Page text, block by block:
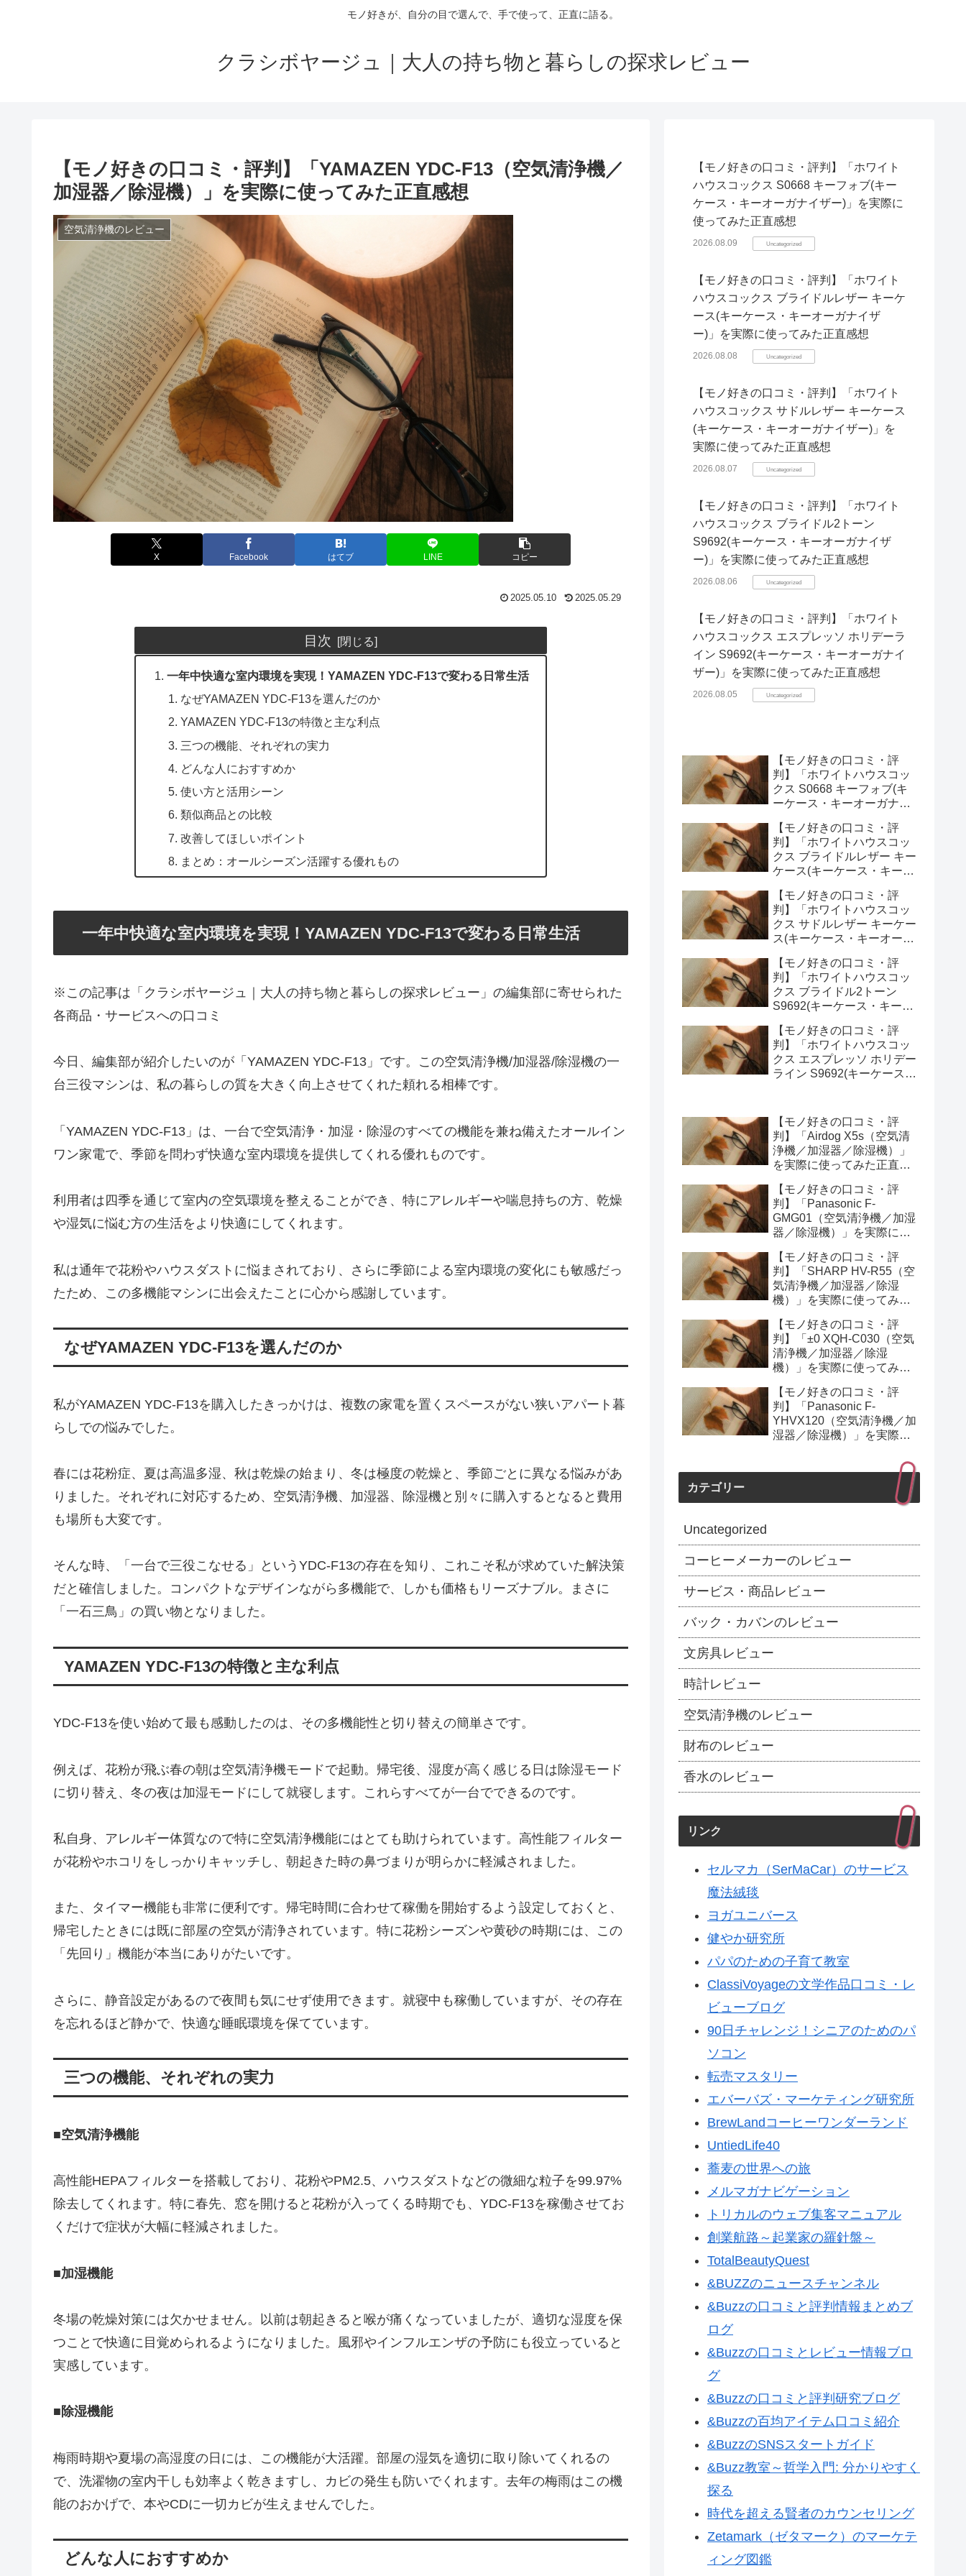
モノ好きが、自分の目で選んで、手で使って、正直に語る。
クラシボヤージュ｜大人の持ち物と暮らしの探求レビュー
【モノ好きの口コミ・評判】「YAMAZEN YDC-F13（空気清浄機／
加湿器／除湿機）」を実際に使ってみた正直感想
空気清浄機のレビュー
X Facebook はてブ LINE コピー
2025.05.10 2025.05.29
目次
一年中快適な室内環境を実現！YAMAZEN YDC-F13で変わる日常生活
なぜYAMAZEN YDC-F13を選んだのか
YAMAZEN YDC-F13の特徴と主な利点
三つの機能、それぞれの実力
どんな人におすすめか
使い方と活用シーン
類似商品との比較
改善してほしいポイント
まとめ：オールシーズン活躍する優れもの
一年中快適な室内環境を実現！YAMAZEN YDC-F13で変わる日常生活
※この記事は「クラシボヤージュ｜大人の持ち物と暮らしの探求レビュー」の編集部に寄せられた
各商品・サービスへの口コミ
今日、編集部が紹介したいのが「YAMAZEN YDC-F13」です。この空気清浄機/加湿器/除湿機の一
台三役マシンは、私の暮らしの質を大きく向上させてくれた頼れる相棒です。
「YAMAZEN YDC-F13」は、一台で空気清浄・加湿・除湿のすべての機能を兼ね備えたオールイン
ワン家電で、季節を問わず快適な室内環境を提供してくれる優れものです。
利用者は四季を通じて室内の空気環境を整えることができ、特にアレルギーや喘息持ちの方、乾燥
や湿気に悩む方の生活をより快適にしてくれます。
私は通年で花粉やハウスダストに悩まされており、さらに季節による室内環境の変化にも敏感だっ
たため、この多機能マシンに出会えたことに心から感謝しています。
なぜYAMAZEN YDC-F13を選んだのか
私がYAMAZEN YDC-F13を購入したきっかけは、複数の家電を置くスペースがない狭いアパート暮
らしでの悩みでした。
春には花粉症、夏は高温多湿、秋は乾燥の始まり、冬は極度の乾燥と、季節ごとに異なる悩みがあ
りました。それぞれに対応するため、空気清浄機、加湿器、除湿機と別々に購入するとなると費用
も場所も大変です。
そんな時、「一台で三役こなせる」というYDC-F13の存在を知り、これこそ私が求めていた解決策
だと確信しました。コンパクトなデザインながら多機能で、しかも価格もリーズナブル。まさに
「一石三鳥」の買い物となりました。
YAMAZEN YDC-F13の特徴と主な利点
YDC-F13を使い始めて最も感動したのは、その多機能性と切り替えの簡単さです。
例えば、花粉が飛ぶ春の朝は空気清浄機モードで起動。帰宅後、湿度が高く感じる日は除湿モード
に切り替え、冬の夜は加湿モードにして就寝します。これらすべてが一台でできるのです。
私自身、アレルギー体質なので特に空気清浄機能にはとても助けられています。高性能フィルター
が花粉やホコリをしっかりキャッチし、朝起きた時の鼻づまりが明らかに軽減されました。
また、タイマー機能も非常に便利です。帰宅時間に合わせて稼働を開始するよう設定しておくと、
帰宅したときには既に部屋の空気が清浄されています。特に花粉シーズンや黄砂の時期には、この
「先回り」機能が本当にありがたいです。
さらに、静音設定があるので夜間も気にせず使用できます。就寝中も稼働していますが、その存在
を忘れるほど静かで、快適な睡眠環境を保てています。
三つの機能、それぞれの実力
■空気清浄機能
高性能HEPAフィルターを搭載しており、花粉やPM2.5、ハウスダストなどの微細な粒子を99.97%
除去してくれます。特に春先、窓を開けると花粉が入ってくる時期でも、YDC-F13を稼働させてお
くだけで症状が大幅に軽減されました。
■加湿機能
冬場の乾燥対策には欠かせません。以前は朝起きると喉が痛くなっていましたが、適切な湿度を保
つことで快適に目覚められるようになりました。風邪やインフルエンザの予防にも役立っていると
実感しています。
■除湿機能
梅雨時期や夏場の高湿度の日には、この機能が大活躍。部屋の湿気を適切に取り除いてくれるの
で、洗濯物の室内干しも効率よく乾きますし、カビの発生も防いでくれます。去年の梅雨はこの機
能のおかげで、本やCDに一切カビが生えませんでした。
どんな人におすすめか
【モノ好きの口コミ・評判】「ホワイト
ハウスコックス S0668 キーフォブ(キー
ケース・キーオーガナイザー)」を実際に
使ってみた正直感想
2026.08.09 Uncategorized
【モノ好きの口コミ・評判】「ホワイト
ハウスコックス ブライドルレザー キーケ
ース(キーケース・キーオーガナイザ
ー)」を実際に使ってみた正直感想
2026.08.08 Uncategorized
【モノ好きの口コミ・評判】「ホワイト
ハウスコックス サドルレザー キーケース
(キーケース・キーオーガナイザー)」を
実際に使ってみた正直感想
2026.08.07 Uncategorized
【モノ好きの口コミ・評判】「ホワイト
ハウスコックス ブライドル2トーン
S9692(キーケース・キーオーガナイザ
ー)」を実際に使ってみた正直感想
2026.08.06 Uncategorized
【モノ好きの口コミ・評判】「ホワイト
ハウスコックス エスプレッソ ホリデーラ
イン S9692(キーケース・キーオーガナイ
ザー)」を実際に使ってみた正直感想
2026.08.05 Uncategorized
【モノ好きの口コミ・評
判】「ホワイトハウスコッ
クス S0668 キーフォブ(キ
ーケース・キーオーガナイ
正直感想
【モノ好きの口コミ・評
判】「ホワイトハウスコッ
クス ブライドルレザー キー
ケース(キーケース・キーオ
ってみた正直感想
【モノ好きの口コミ・評
判】「ホワイトハウスコッ
クス サドルレザー キーケー
ス(キーケース・キーオーガ
みた正直感想
【モノ好きの口コミ・評
判】「ホワイトハウスコッ
クス ブライドル2トーン
S9692(キーケース・キーオ
ってみた正直感想
【モノ好きの口コミ・評
判】「ホワイトハウスコッ
クス エスプレッソ ホリデー
ライン S9692(キーケース・
【モノ好きの口コミ・評
判】「Airdog X5s（空気清
浄機／加湿器／除湿機）」
を実際に使ってみた正直感
【モノ好きの口コミ・評
判】「Panasonic F-
GMG01（空気清浄機／加湿
器／除湿機）」を実際に使
【モノ好きの口コミ・評
判】「SHARP HV-R55（空
気清浄機／加湿器／除湿
機）」を実際に使ってみた
【モノ好きの口コミ・評
判】「±0 XQH-C030（空気
清浄機／加湿器／除湿
機）」を実際に使ってみた
【モノ好きの口コミ・評
判】「Panasonic F-
YHVX120（空気清浄機／加
湿器／除湿機）」を実際に
カテゴリー
Uncategorized
コーヒーメーカーのレビュー
サービス・商品レビュー
バック・カバンのレビュー
文房具レビュー
時計レビュー
空気清浄機のレビュー
財布のレビュー
香水のレビュー
リンク
セルマカ（SerMaCar）のサービス
魔法絨毯
ヨガユニバース
健やか研究所
パパのための子育て教室
ClassiVoyageの文学作品口コミ・レ
ビューブログ
90日チャレンジ！シニアのためのパ
ソコン
転売マスタリー
エバーバズ・マーケティング研究所
BrewLandコーヒーワンダーランド
UntiedLife40
蕎麦の世界への旅
メルマガナビゲーション
トリカルのウェブ集客マニュアル
創業航路～起業家の羅針盤～
TotalBeautyQuest
&BUZZのニュースチャンネル
&Buzzの口コミと評判情報まとめブ
ログ
&Buzzの口コミとレビュー情報ブロ
グ
&Buzzの口コミと評判研究ブログ
&Buzzの百均アイテム口コミ紹介
&BuzzのSNSスタートガイド
&Buzz教室～哲学入門: 分かりやすく
探る
時代を超える賢者のカウンセリング
Zetamark（ゼタマーク）のマーケテ
ィング図鑑